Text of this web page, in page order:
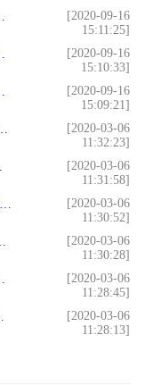
[2020-09-16
15:11:25]
[2020-09-16
15:10:33]
[2020-09-16
15:09:21]
[2020-03-06
11:32:23]
[2020-03-06
11:31:58]
[2020-03-06
11:30:52]
[2020-03-06
11:30:28]
[2020-03-06
11:28:45]
[2020-03-06
11:28:13]